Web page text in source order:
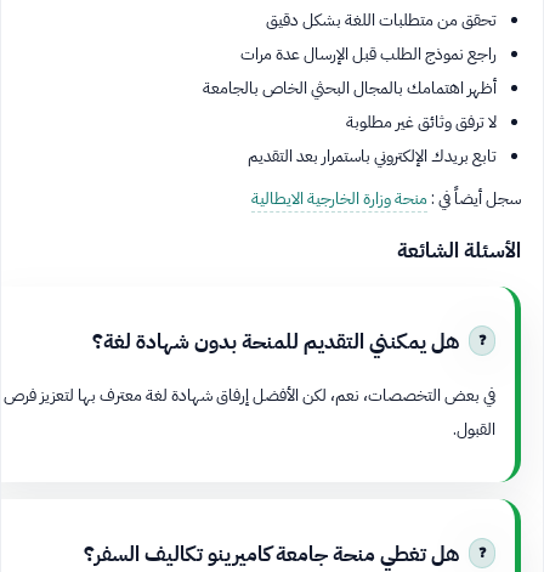
تحقق من متطلبات اللغة بشكل دقيق
راجع نموذج الطلب قبل الإرسال عدة مرات
أظهر اهتمامك بالمجال البحثي الخاص بالجامعة
لا ترفق وثائق غير مطلوبة
تابع بريدك الإلكتروني باستمرار بعد التقديم
سجل أيضاً في :منحة وزارة الخارجية الايطالية
الأسئلة الشائعة
هل يمكنني التقديم للمنحة بدون شهادة لغة؟
في بعض التخصصات، نعم، لكن الأفضل إرفاق شهادة لغة معترف بها لتعزيز فرص
القبول.
هل تغطي منحة جامعة كاميرينو تكاليف السفر؟